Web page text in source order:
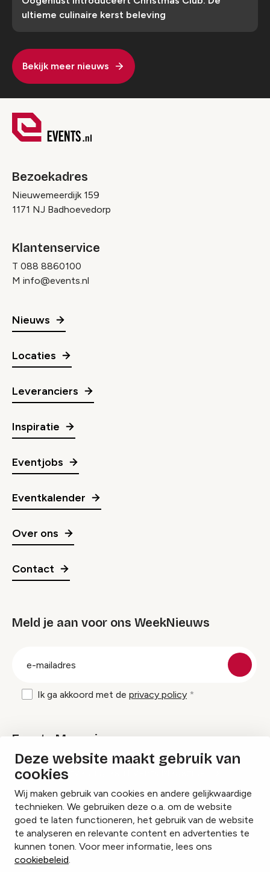
Deze website maakt gebruik van
cookies
Wij maken gebruik van cookies en andere gelijkwaardige
technieken. We gebruiken deze o.a. om de website
goed te laten functioneren, het gebruik van de website
te analyseren en relevante content en advertenties te
kunnen tonen. Voor meer informatie, lees ons
cookiebeleid.
ultieme culinaire kerst beleving
Bekijk meer nieuws
Bezoekadres
Nieuwemeerdijk 159
1171 NJ Badhoevedorp
Klantenservice
T 088 8860100
M info@events.nl
Nieuws
Locaties
Leveranciers
Inspiratie
Eventjobs
Eventkalender
Over ons
Contact
Meld je aan voor ons WeekNieuws
Ik ga akkoord met de privacy policy
Events Magazine
Ik ontvang graag Events Magazine
InstagramFacebookLinkedIn